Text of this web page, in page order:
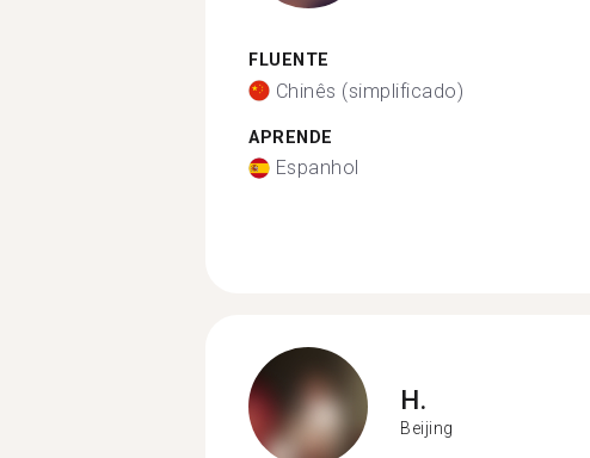
FLUENTE
Chinês (simplificado)
APRENDE
Espanhol
H.
Beijing